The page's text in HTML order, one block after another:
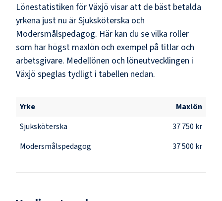
Lönestatistiken förVäxjö visar att de bäst betalda
yrkena just nu ärSjuksköterska och
Modersmålspedagog. Här kan du se vilka roller
som har högst maxlön och exempel på titlar och
arbetsgivare. Medellönen och löneutvecklingen i
Växjö speglas tydligt i tabellen nedan.
Yrke
Maxlön
Sjuksköterska
37 750 kr
Modersmålspedagog
37 500 kr